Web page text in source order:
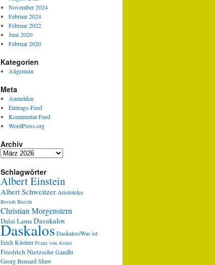
November 2024
Februar 2024
Februar 2022
Juni 2020
Februar 2020
Kategorien
Allgemein
Meta
Anmelden
Eintrags-Feed
Kommentar-Feed
WordPress.org
Archiv
Archiv
Schlagwörter
Albert Einstein
Albert Schweitzer Aristoteles
Bertolt Brecht
Christian Morgenstern
Dalai LamaDasakalos
DaskalosDaskalos/Was ist
Erich Kästner Franz von Assisi
Friedrich NietzscheGandhi
Georg Bernard Shaw